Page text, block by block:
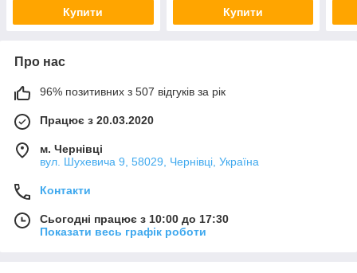
Купити Купити
Про нас
96% позитивних з 507 відгуків за рік
Працює з 20.03.2020
м. Чернівці
вул. Шухевича 9, 58029, Чернівці, Україна
Контакти
Сьогодні працює з 10:00 до 17:30
Показати весь графік роботи